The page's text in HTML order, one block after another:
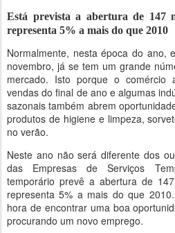
Está prevista a abertura de 147
representa 5% a mais do que 2010
Normalmente, nesta época do ano,
novembro, já se tem um grande
mercado. Isto porque o comércio
vendas do final de ano e algumas
sazonais também abrem
produtos de higiene e limpeza,
no verão.
Neste ano não será diferente dos
das Empresas de Serviços
temporário prevê a abertura de
representa 5% a mais do que
hora de encontrar uma boa
procurando um novo emprego.